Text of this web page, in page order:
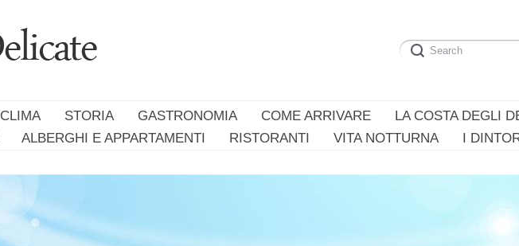
CLIMA STORIA GASTRONOMIA COME ARRIVARE LA COSTA DEGLI
ALBERGHI E APPARTAMENTI RISTORANTI VITA NOTTURNA I